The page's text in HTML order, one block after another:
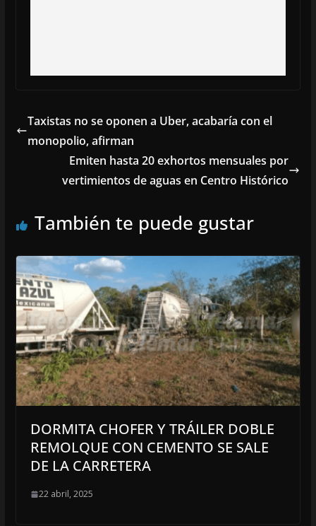
Taxistas no se oponen a Uber, acabaría con el
monopolio, afirman
Emiten hasta 20 exhortos mensuales por
vertimientos de aguas en Centro Histórico
También te puede gustar
DORMITA CHOFER Y TRÁILER DOBLE
REMOLQUE CON CEMENTO SE SALE
DE LA CARRETERA
22 abril, 2025